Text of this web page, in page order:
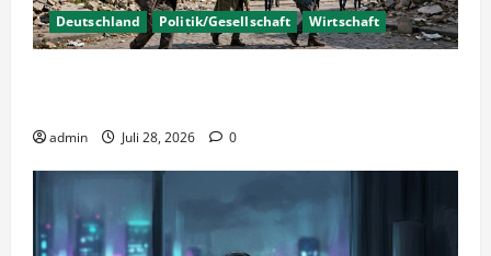
Deutschland Politik/Gesellschaft Wirtschaft
admin Juli 28, 2026 0